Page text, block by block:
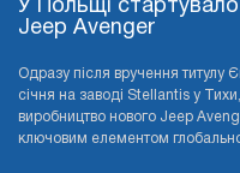
У Польщі
Jeep Avenger
Одразу після вручення титулу
січня на заводі Stellantis у
виробництво нового Jeep
ключовим елементом глобальної